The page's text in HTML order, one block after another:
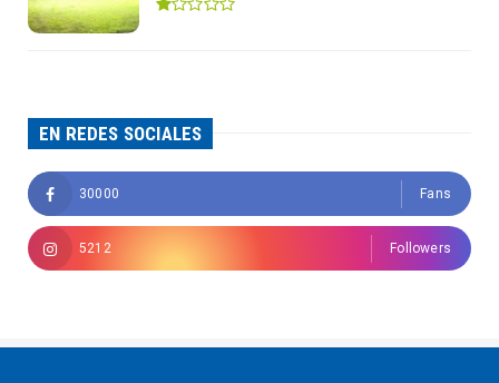
EN REDES SOCIALES
30000 Fans
5212 Followers